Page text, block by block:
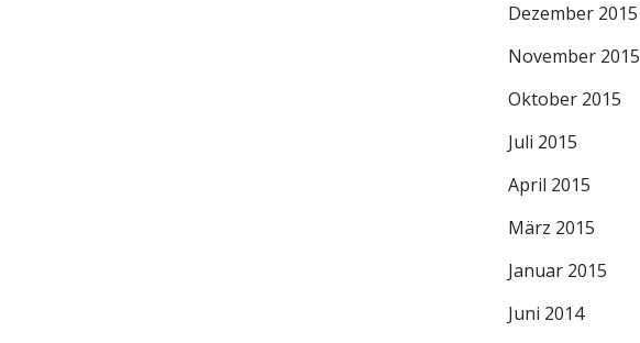
Dezember 2015
November 2015
Oktober 2015
Juli 2015
April 2015
März 2015
Januar 2015
Juni 2014